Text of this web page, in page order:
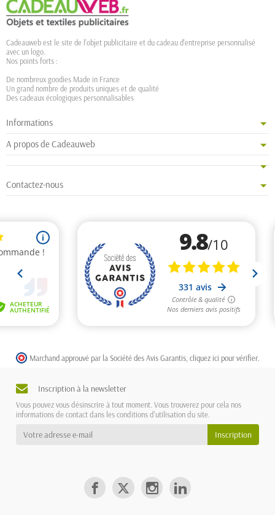
Cadeauweb est le site de l'objet publicitaire et du cadeau d'entreprise personnalisé
avec un logo.
Nos points forts :
De nombreux goodies Made in France
Un grand nombre de produits uniques et de qualité
Des cadeaux écologiques personnalisables
Informations
A propos de Cadeauweb
Contactez-nous
Marchand approuvé par la Société des Avis Garantis, cliquez ici pour vérifier
Inscription à la newsletter
Vous pouvez vous désinscrire à tout moment. Vous trouverez pour cela nos
informations de contact dans les conditions d'utilisation du site.